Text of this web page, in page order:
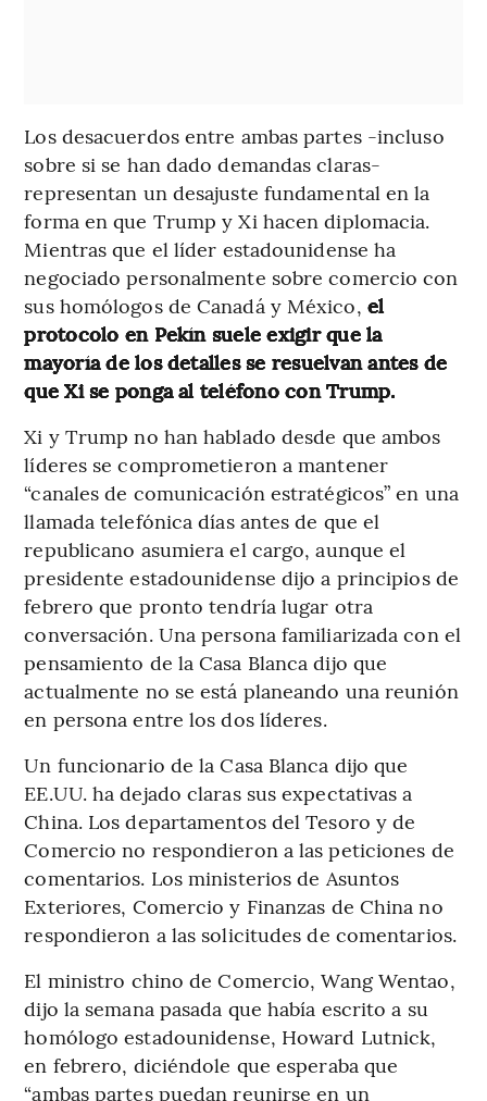
Los desacuerdos entre ambas partes -incluso
sobre si se han dado demandas claras-
representan un desajuste fundamental en la
forma en que Trump y Xi hacen diplomacia.
Mientras que el líder estadounidense ha
negociado personalmente sobre comercio con
sus homólogos de Canadá y México, el
protocolo en Pekín suele exigir que la
mayoría de los detalles se resuelvan antes de
que Xi se ponga al teléfono con Trump.
Xi y Trump no han hablado desde que ambos
líderes se comprometieron a mantener
“canales de comunicación estratégicos” en una
llamada telefónica días antes de que el
republicano asumiera el cargo, aunque el
presidente estadounidense dijo a principios de
febrero que pronto tendría lugar otra
conversación. Una persona familiarizada con el
pensamiento de la Casa Blanca dijo que
actualmente no se está planeando una reunión
en persona entre los dos líderes.
Un funcionario de la Casa Blanca dijo que
EE.UU. ha dejado claras sus expectativas a
China. Los departamentos del Tesoro y de
Comercio no respondieron a las peticiones de
comentarios. Los ministerios de Asuntos
Exteriores, Comercio y Finanzas de China no
respondieron a las solicitudes de comentarios.
El ministro chino de Comercio, Wang Wentao,
dijo la semana pasada que había escrito a su
homólogo estadounidense, Howard Lutnick,
en febrero, diciéndole que esperaba que
“ambas partes puedan reunirse en un